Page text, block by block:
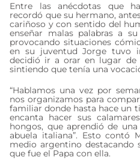
Entre las anécdotas que
recordó que su hermano,
cariñoso y con sentido del
enseñar malas palabras a
provocando situaciones
en su juventud Jorge tuvo
decidió ir a orar en lugar
sintiendo que tenía una
“Hablamos una vez por
nos organizamos para
familiar donde hasta hace un
encanta hacer sus
hongos, que aprendió de
abuela italiana”. Esto contó
medio argentino
que fue el Papa con ella.